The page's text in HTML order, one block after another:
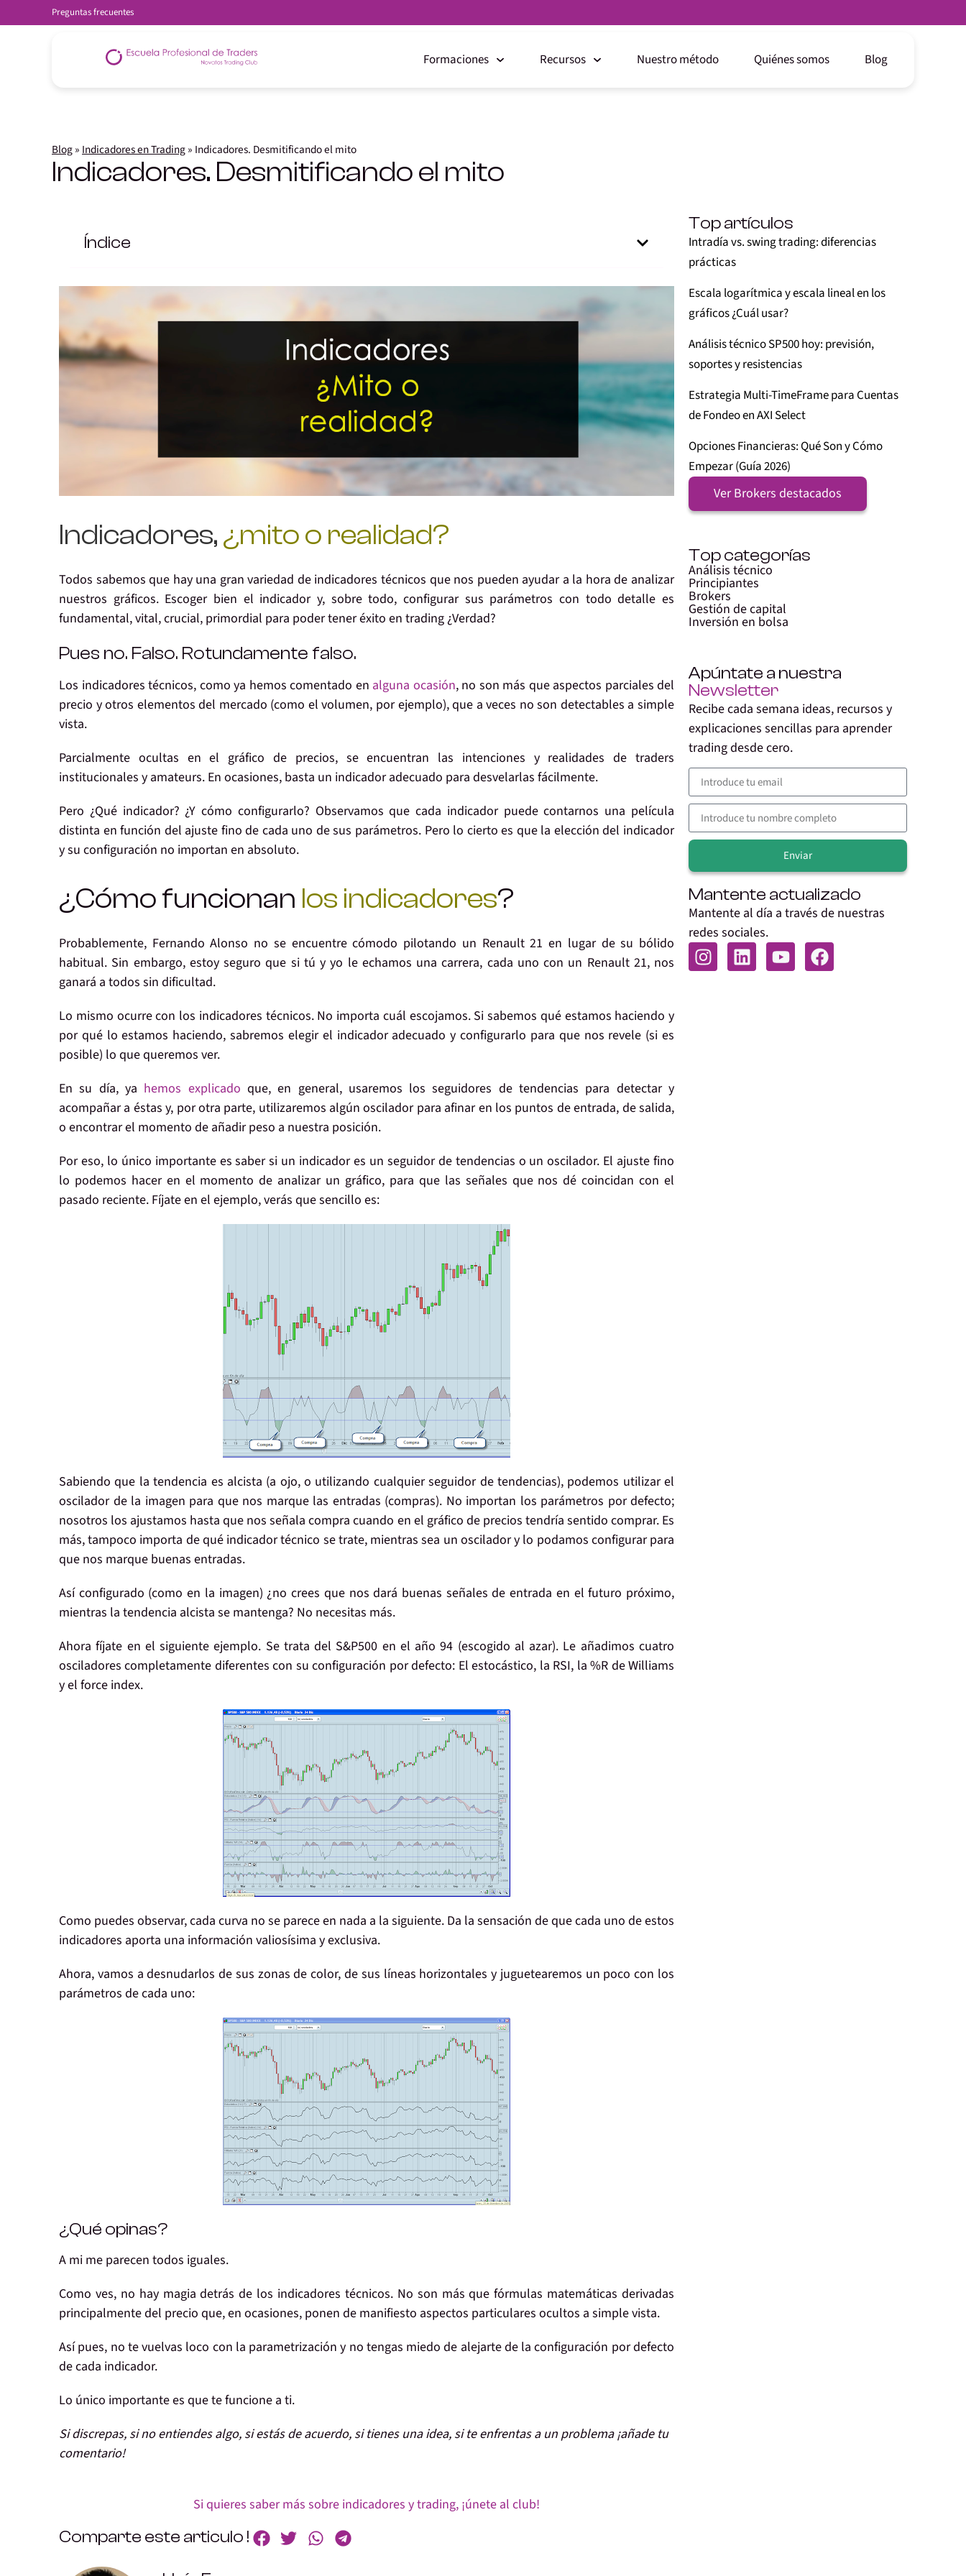
Preguntas frecuentes
Formaciones Recursos Nuestro método Quiénes somos Blog
Blog» Indicadores en Trading» Indicadores. Desmitificando el mito
Indicadores. Desmitificando el mito
Índice
Indicadores,¿mito o realidad?
Todos sabemos que hay una gran variedad de indicadores técnicos que nos pueden ayudar a la hora de analizar
nuestros gráficos. Escoger bien el indicador y, sobre todo, configurar sus parámetros con todo detalle es
fundamental,vital,crucial, primordial para poder tener éxito en trading ¿Verdad?
Pues no. Falso. Rotundamente falso.
Los indicadores técnicos, como ya hemos comentado en alguna ocasión, no son más que aspectos parciales del
precio y otros elementos del mercado (como el volumen, por ejemplo), que a veces no son detectables a simple
vista.
Parcialmente ocultas en el gráfico de precios, se encuentran las intenciones y realidades de traders
institucionales y amateurs. En ocasiones, basta un indicador adecuado para desvelarlas fácilmente.
Pero ¿Qué indicador? ¿Y cómo configurarlo? Observamos que cada indicador puede contarnos una película
distinta en función del ajuste fino de cada uno de sus parámetros. Pero lo cierto es que la elección del indicador
y su configuración no importan en absoluto.
¿Cómo funcionan los indicadores?
Probablemente, Fernando Alonso no se encuentre cómodo pilotando un Renault 21 en lugar de su bólido
habitual. Sin embargo, estoy seguro que si tú y yo le echamos una carrera, cada uno con un Renault 21, nos
ganará a todos sin dificultad.
Lo mismo ocurre con los indicadores técnicos. No importa cuál escojamos. Si sabemos qué estamos haciendo y
por qué lo estamos haciendo, sabremos elegir el indicador adecuado y configurarlo para que nos revele (si es
posible) lo que queremos ver.
En su día, ya hemos explicado que, en general, usaremos los seguidores de tendencias para detectar y
acompañar a éstas y, por otra parte, utilizaremos algún oscilador para afinar en los puntos de entrada, de salida,
o encontrar el momento de añadir peso a nuestra posición.
Por eso, lo único importante es saber si un indicador es un seguidor de tendencias o un oscilador. El ajuste fino
lo podemos hacer en el momento de analizar un gráfico, para que las señales que nos dé coincidan con el
pasado reciente. Fíjate en el ejemplo, verás que sencillo es:
Sabiendo que la tendencia es alcista (a ojo, o utilizando cualquier seguidor de tendencias), podemos utilizar el
oscilador de la imagen para que nos marque las entradas (compras). No importan los parámetros por defecto;
nosotros los ajustamos hasta que nos señala compra cuando en el gráfico de precios tendría sentido comprar. Es
más, tampoco importa de qué indicador técnico se trate, mientras sea un oscilador y lo podamos configurar para
que nos marque buenas entradas.
Así configurado (como en la imagen) ¿no crees que nos dará buenas señales de entrada en el futuro próximo,
mientras la tendencia alcista se mantenga? No necesitas más.
Ahora fíjate en el siguiente ejemplo. Se trata del S&P500 en el año 94 (escogido al azar). Le añadimos cuatro
osciladores completamente diferentes con su configuración por defecto: El estocástico, la RSI, la %R de Williams
y el force index.
Como puedes observar, cada curva no se parece en nada a la siguiente. Da la sensación de que cada uno de estos
indicadores aporta una información valiosísima y exclusiva.
Ahora, vamos a desnudarlos de sus zonas de color, de sus líneas horizontales y juguetearemos un poco con los
parámetros de cada uno:
¿Qué opinas?
A mi me parecen todos iguales.
Como ves, no hay magia detrás de los indicadores técnicos. No son más que fórmulas matemáticas derivadas
principalmente del precio que, en ocasiones, ponen de manifiesto aspectos particulares ocultos a simple vista.
Así pues, no te vuelvas loco con la parametrización y no tengas miedo de alejarte de la configuración por defecto
de cada indicador.
Lo único importante es que te funcione a ti.
Si discrepas, si no entiendes algo, si estás de acuerdo, si tienes una idea, si te enfrentas a un problema ¡añade tu
comentario!
Si quieres saber más sobre indicadores y trading, ¡únete al club!
Comparte este articulo !
Top artículos
Intradía vs. swing trading: diferencias
prácticas
Escala logarítmica y escala lineal en los
gráficos ¿Cuál usar?
Análisis técnico SP500 hoy: previsión,
soportes y resistencias
Estrategia Multi-TimeFrame para Cuentas
de Fondeo en AXI Select
Opciones Financieras: Qué Son y Cómo
Empezar (Guía 2026)
Ver Brokers destacados
Top categorías
Análisis técnico
Principiantes
Brokers
Gestión de capital
Inversión en bolsa
Apúntate a nuestra
Newsletter
Recibe cada semana ideas, recursos y
explicaciones sencillas para aprender
trading desde cero.
Enviar
Mantente actualizado
Mantente al día a través de nuestras
redes sociales.